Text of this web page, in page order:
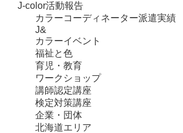
J-color活動報告
カラーコーディネーター派遣実績
J&
カラーイベント
福祉と色
育児・教育
ワークショップ
講師認定講座
検定対策講座
企業・団体
北海道エリア